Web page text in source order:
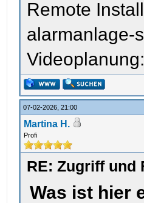
Remote
alarmanlage-
07-02-2026, 21:00
Martina H.
Profi
RE: Zugriff und
Was ist hier